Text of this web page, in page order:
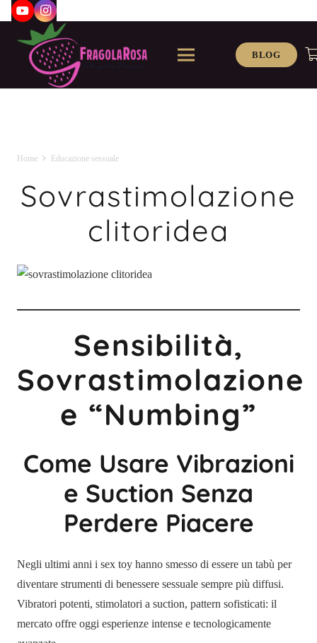
BLOG
Home Educazione sessuale
Sovrastimolazione
clitoridea
Sensibilità,
Sovrastimolazione
e “Numbing”
Come Usare Vibrazioni
e Suction Senza
Perdere Piacere
Negli ultimi anni i sex toy hanno smesso di essere un tabù per
diventare strumenti di benessere sessuale sempre più diffusi.
Vibratori potenti, stimolatori a suction, pattern sofisticati: il
mercato offre oggi esperienze intense e tecnologicamente